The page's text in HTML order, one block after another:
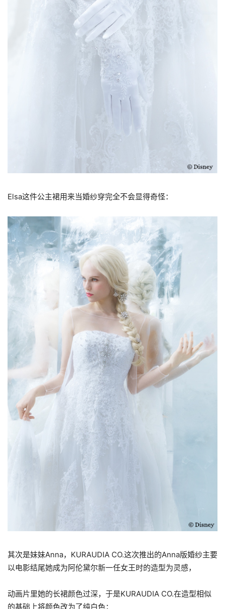
Elsa这件公主裙用来当婚纱穿完全不会显得奇怪：
其次是妹妹Anna，KURAUDIA CO.这次推出的Anna版婚纱主要
以电影结尾她成为阿伦黛尔新一任女王时的造型为灵感，
动画片里她的长裙颜色过深，于是KURAUDIA CO.在造型相似
的基础上将颜色改为了纯白色：